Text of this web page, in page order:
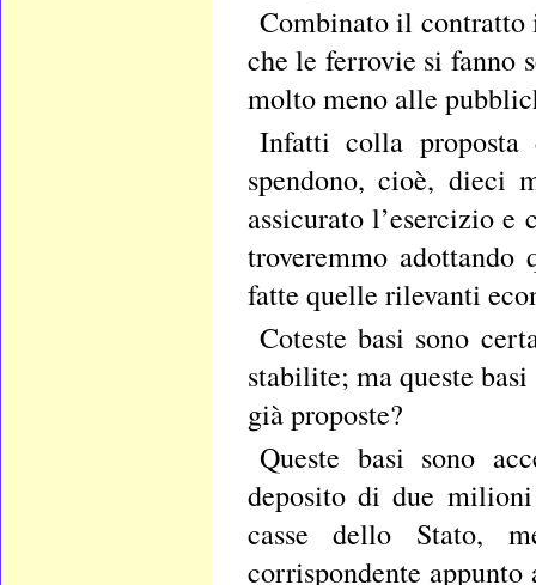
Combinato il contratto
che le ferrovie si fanno
molto meno alle
Infatti colla
spendono, cioè, dieci
assicurato l’esercizio
troveremmo
fatte quelle rilevanti
Coteste basi sono
stabilite; ma queste
già proposte?
Queste basi sono
deposito di due
casse dello Stato,
corrispondente